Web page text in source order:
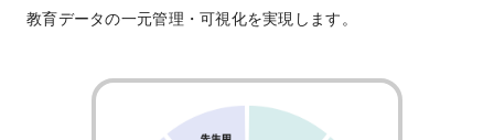
教育データの一元管理・可視化を実現します。